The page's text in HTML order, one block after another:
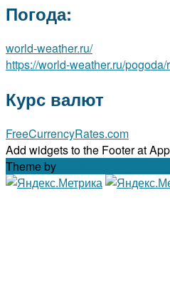
Погода:
world-weather.ru/
https://world-weather.ru/
Курс валют
FreeCurrencyRates.com
Add widgets to the Footer at
Theme by